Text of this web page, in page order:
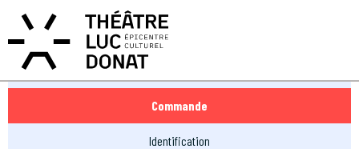
MON COMPTE
Commande
Identification